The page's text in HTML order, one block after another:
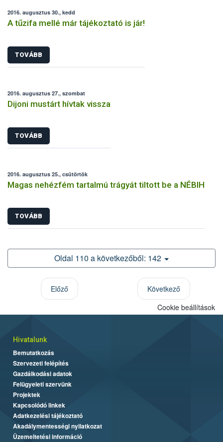
2016. augusztus 30., kedd
A tűzifa mellé már tájékoztató is jár!
TOVÁBB
2016. augusztus 27., szombat
Dijoni mustárt hívtak vissza
TOVÁBB
2016. augusztus 25., csütörtök
Magas nehézfém tartalmú trágyát tiltott be a NÉBIH
TOVÁBB
Oldal 110 a következőből: 142
Előző
Következő
Cookie beállítások
Hivatalunk
Bemutatkozás
Szervezeti felépítés
Gazdálkodási adatok
Felügyeleti szervünk
Projektek
Kapcsolódó linkek
Adatkezelési tájékoztató
Akadálymentességi nyilatkozat
Üzemeltetési információ